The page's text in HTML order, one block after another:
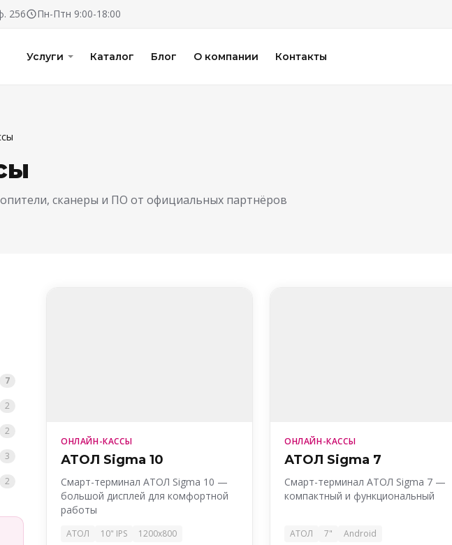
256 Пн-Птн 9:00-18:00
Услуги Каталог Блог О компании Контакты
сканеры и ПО от официальных партнёров
7
2
2
3
2
ОНЛАЙН-КАССЫ
АТОЛ Sigma 10
Смарт-терминал АТОЛ Sigma 10 —
большой дисплей для комфортной
работы
АТОЛ 10" IPS 1200x800
ОНЛАЙН-КАССЫ
АТОЛ Sigma 7
Смарт-терминал АТОЛ Sigma 7 —
компактный и функциональный
АТОЛ 7" Android